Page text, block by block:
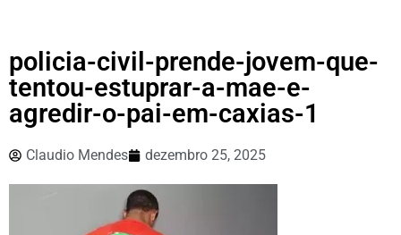
policia-civil-prende-jovem-que-
tentou-estuprar-a-mae-e-
agredir-o-pai-em-caxias-1
Claudio Mendes dezembro 25, 2025